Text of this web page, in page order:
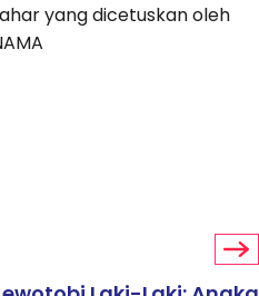
yang dicetuskan oleh